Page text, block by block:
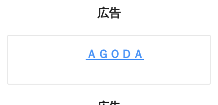
広告
ＡＧＯＤＡ